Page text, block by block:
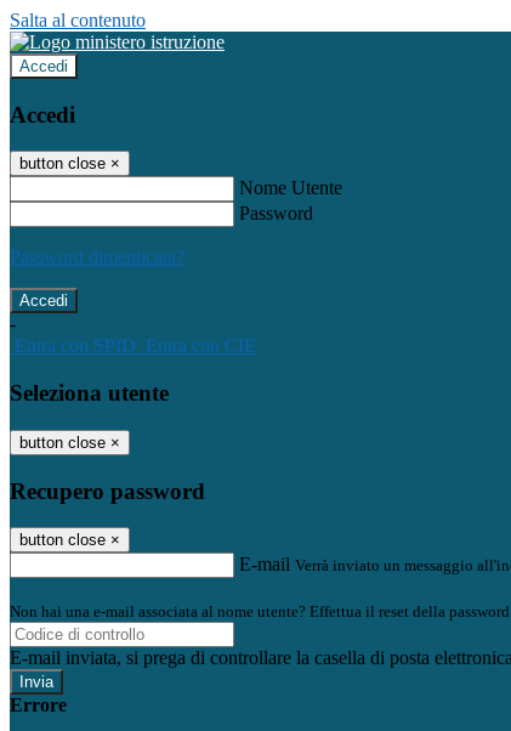
Salta al contenuto
Accedi
Accedi
button close ×
Nome Utente
Password
Password dimenticata?
-
Entra con SPID Entra con CIE
Seleziona utente
button close ×
Recupero password
button close ×
E-mail Verrà inviato un messaggio
Non hai una e-mail associata al nome utente? Effettua il reset della
E-mail inviata, si prega di controllare la casella di posta
Errore